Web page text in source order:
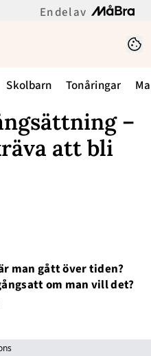
En del av
Skolbarn Tonåringar
–
att bli
man gått över tiden?
om man vill det?